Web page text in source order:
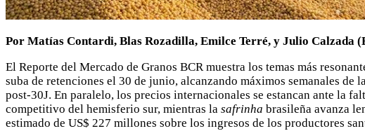
Por Matías Contardi, Blas Rozadilla, Emilce Terré, y Julio Calzada
El Reporte del Mercado de Granos BCR muestra los temas más
suba de retenciones el 30 de junio, alcanzando máximos semanales
post-30J. En paralelo, los precios internacionales se estancan ante la
competitivo del hemisferio sur, mientras la safrinha brasileña avanza
estimado de US$ 227 millones sobre los ingresos de los productores